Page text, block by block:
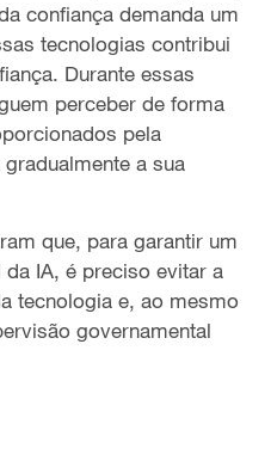
confiança demanda um
tecnologias contribui
Durante essas
perceber de forma
pela
a sua
que, para garantir um
IA, é preciso evitar a
tecnologia e, ao mesmo
governamental